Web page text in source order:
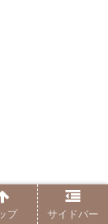
プ サイドバー